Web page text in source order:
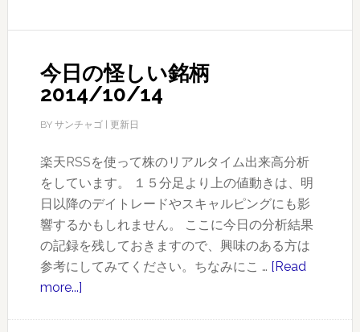
い
柄
2014/10/29
今日の怪しい銘柄
2014/10/14
BY サンチャゴ| 更新日
楽天RSSを使って株のリアルタイム出来高分析
をしています。 １５分足より上の値動きは、明
日以降のデイトレードやスキャルピングにも影
響するかもしれません。 ここに今日の分析結果
の記録を残しておきますので、興味のある方は
参考にしてみてください。ちなみにこ … [Read
more...]